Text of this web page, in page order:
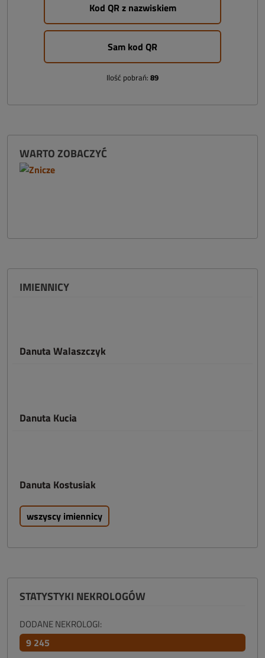
Kod QR z nazwiskiem
Sam kod QR
Ilość pobrań: 89
WARTO ZOBACZYĆ
IMIENNICY
Danuta Walaszczyk
Danuta Kucia
Danuta Kostusiak
wszyscy imiennicy
STATYSTYKI NEKROLOGÓW
DODANE NEKROLOGI:
9 245